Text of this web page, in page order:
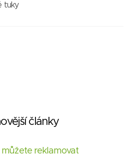
tuky
články
můžete reklamovat